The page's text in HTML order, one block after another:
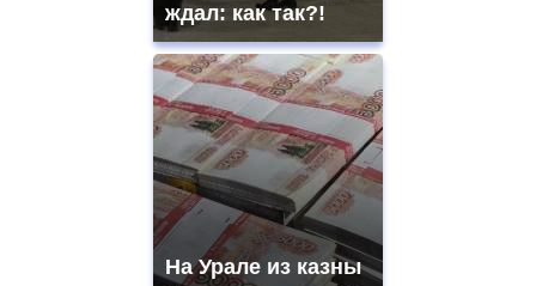
ждал: как так?!
На Урале из казны